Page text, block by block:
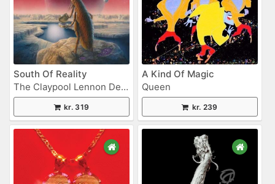
South Of Reality
The Claypool Lennon Delirium
kr. 319
A Kind Of Magic
Queen
kr. 239